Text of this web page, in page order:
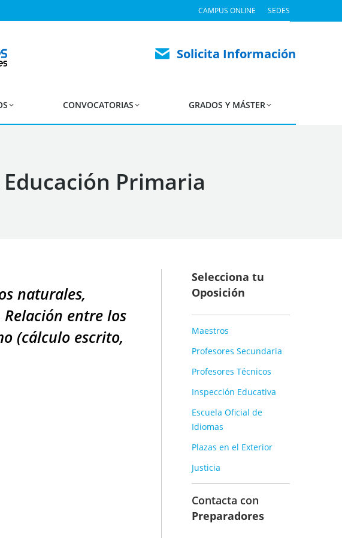
CAMPUS ONLINE SEDES
Solicita Información
CONVOCATORIAS GRADOS Y MÁSTER
Educación Primaria
naturales,
entre los
(cálculo escrito,
Selecciona tu
Oposición
Maestros
Profesores Secundaria
Profesores Técnicos
Inspección Educativa
Escuela Oficial de
Idiomas
Plazas en el Exterior
Justicia
Contacta con
Preparadores